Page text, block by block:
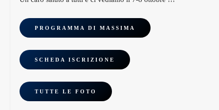
PROGRAMMA DI MASSIMA
SCHEDA ISCRIZIONE
TUTTE LE FOTO